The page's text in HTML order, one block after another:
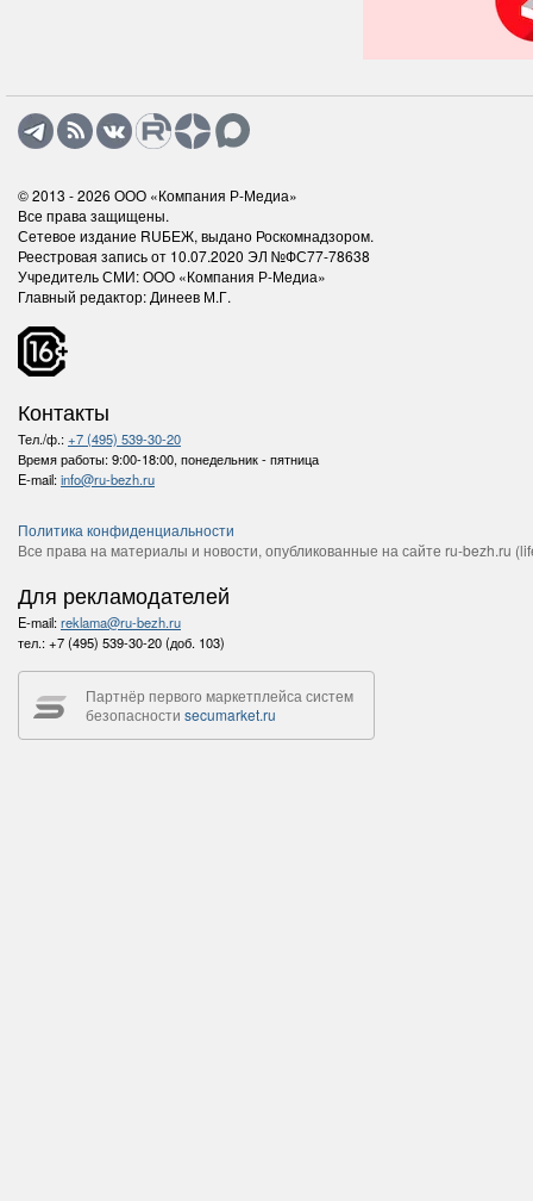
© 2013 - 2026 ООО «Компания Р-Медиа»
Все права защищены.
Сетевое издание RUБЕЖ, выдано Роскомнадзором.
Реестровая запись от 10.07.2020 ЭЛ №ФС77-78638
Учредитель СМИ: ООО «Компания Р-Медиа»
Главный редактор: Динеев М.Г.
Контакты
Тел./ф.:+7 (495) 539-30-20
Время работы:9:00-18:00, понедельник - пятница
E-mail:info@ru-bezh.ru
Политика конфиденциальности
Все права на материалы и новости, опубликованные на сайте ru-bezh.ru
Для рекламодателей
E-mail:reklama@ru-bezh.ru
тел.:+7 (495) 539-30-20 (доб. 103)
Партнёр первого маркетплейса систем
безопасности secumarket.ru